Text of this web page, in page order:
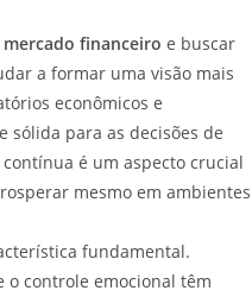
mercado financeiro e buscar
a formar uma visão mais
econômicos e
sólida para as decisões de
é um aspecto crucial
mesmo em ambientes
fundamental.
o controle emocional têm